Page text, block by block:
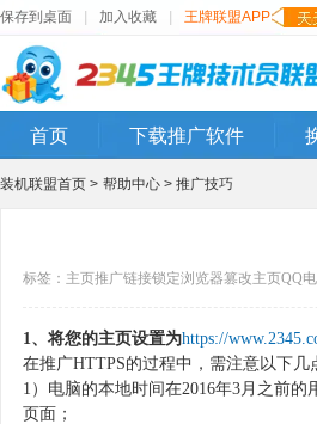
保存到桌面 加入收藏 王牌联盟APP
首页 下载推广软件
装机联盟首页 > 帮助中心 > 推广技巧
标签： 主页推广链接锁定浏览器篡改主页QQ
1、 将您的主页设置为https://
在推广HTTPS的过程中，需注意以下几
1）电脑的本地时间在2016年3月之前
页面；